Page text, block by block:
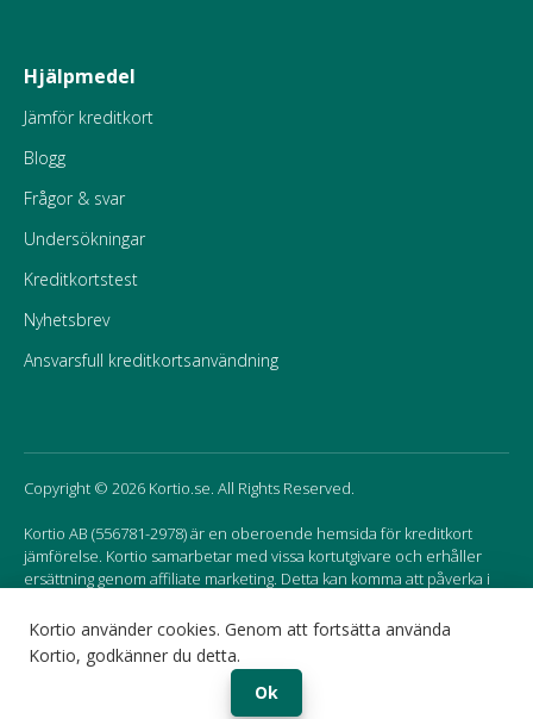
Kortio använder cookies. Genom att fortsätta använda
Kortio, godkänner du detta.
Ok
Hjälpmedel
Jämför kreditkort
Blogg
Frågor & svar
Undersökningar
Kreditkortstest
Nyhetsbrev
Ansvarsfull kreditkortsanvändning
Copyright © 2026 Kortio.se. All Rights Reserved.
Kortio AB (556781-2978) är en oberoende hemsida för kreditkort
jämförelse. Kortio samarbetar med vissa kortutgivare och erhåller
ersättning genom affiliate marketing. Detta kan komma att påverka i
Norway